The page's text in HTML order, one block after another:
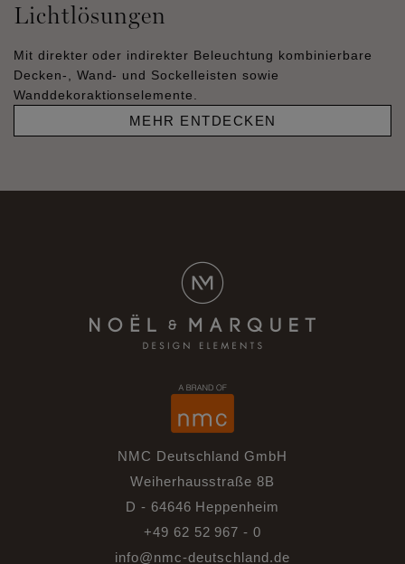
Lichtlösungen
Mit direkter oder indirekter Beleuchtung kombinierbare
Decken-, Wand- und Sockelleisten sowie
Wanddekoraktionselemente.
MEHR ENTDECKEN
NMC Deutschland GmbH
Weiherhausstraße 8B
D - 64646 Heppenheim
+49 62 52 967 - 0
info@nmc-deutschland.de